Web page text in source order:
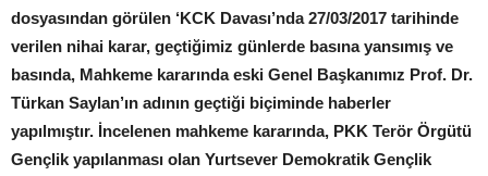
dosyasından görülen ‘KCK Davası’nda 27/03/2017 tarihinde
verilen nihai karar, geçtiğimiz günlerde basına yansımış ve
basında, Mahkeme kararında eski Genel Başkanımız Prof. Dr.
Türkan Saylan’ın adının geçtiği biçiminde haberler
yapılmıştır. İncelenen mahkeme kararında, PKK Terör Örgütü
Gençlik yapılanması olan Yurtsever Demokratik Gençlik